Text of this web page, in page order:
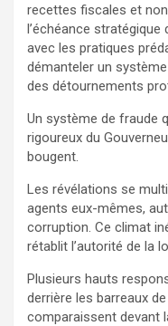
recettes fiscales et
l’échéance stratégique
avec les pratiques
démanteler un
des détournements
Un système de fraude
rigoureux du
bougent.
Les révélations se
agents eux-mêmes,
corruption. Ce climat
rétablit l’autorité de la
Plusieurs hauts
derrière les barreaux
comparaissent devant